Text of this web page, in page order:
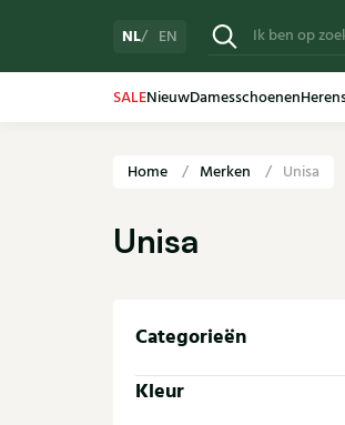
NL EN
SALENieuwDamesschoenen
Home Merken Unisa
Unisa
Categorieën
Kleur